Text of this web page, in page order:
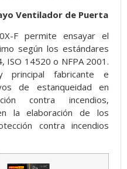
Ventilador de Puerta
F permite ensayar el
según los estándares
ISO 14520 o NFPA 2001.
principal fabricante e
de estanqueidad en
contra incendios,
la elaboración de los
contra incendios